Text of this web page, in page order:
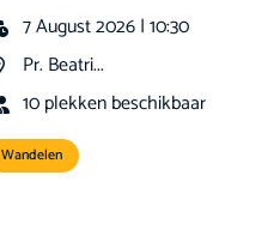
7 August 2026 | 10:30
Pr. Beatri...
10 plekken beschikbaar
Wandelen